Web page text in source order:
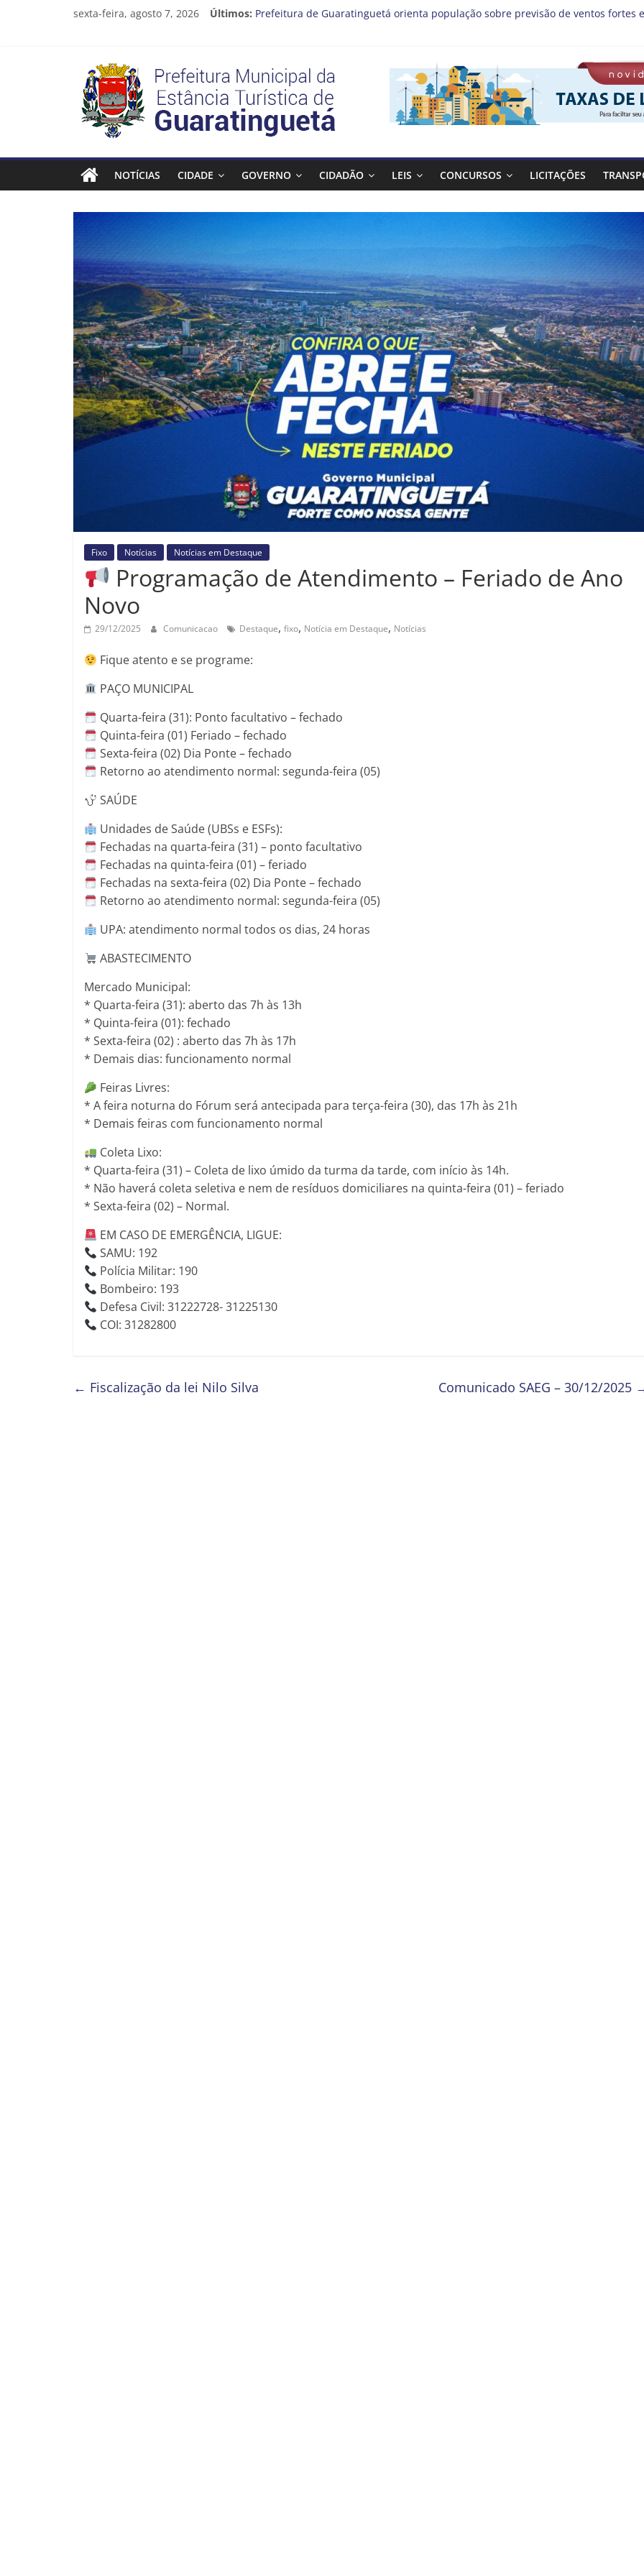
sexta-feira, agosto 7, 2026 Últimos: Prefeitura de Guaratinguetá orienta população sobre previsão de ventos fortes
Neste sábado (08), a Prefeitura de Guaratinguetá realiza mais uma edição do
A Operação Cata Bagulho atenderá o seguinte bairro neste sábado, (08)
Prefeitura
Estância
Turística
Guaratinguetá
Turística
Guaratinguetá
NOTÍCIAS CIDADE GOVERNO CIDADÃO LEIS CONCURSOS LICITAÇÕES
Fixo Notícias Notícias em Destaque
Programação de Atendimento – Feriado de Ano
Novo
29/12/2025 Comunicacao Destaque, fixo, Notícia em Destaque, Notícias
Fique atento e se programe:
PAÇO MUNICIPAL
Quarta-feira (31): Ponto facultativo – fechado
Quinta-feira (01) Feriado – fechado
Sexta-feira (02) Dia Ponte – fechado
Retorno ao atendimento normal: segunda-feira (05)
SAÚDE
Unidades de Saúde (UBSs e ESFs):
Fechadas na quarta-feira (31) – ponto facultativo
Fechadas na quinta-feira (01) – feriado
Fechadas na sexta-feira (02) Dia Ponte – fechado
Retorno ao atendimento normal: segunda-feira (05)
UPA: atendimento normal todos os dias, 24 horas
ABASTECIMENTO
Mercado Municipal:
* Quarta-feira (31): aberto das 7h às 13h
* Quinta-feira (01): fechado
* Sexta-feira (02) : aberto das 7h às 17h
* Demais dias: funcionamento normal
Feiras Livres:
* A feira noturna do Fórum será antecipada para terça-feira (30), das 17h às 21h
* Demais feiras com funcionamento normal
Coleta Lixo:
* Quarta-feira (31) – Coleta de lixo úmido da turma da tarde, com início às 14h.
* Não haverá coleta seletiva e nem de resíduos domiciliares na quinta-feira (01) – feriado
* Sexta-feira (02) – Normal.
EM CASO DE EMERGÊNCIA, LIGUE:
SAMU: 192
Polícia Militar: 190
Bombeiro: 193
Defesa Civil: 31222728- 31225130
COI: 31282800
← Fiscalização da lei Nilo Silva Comunicado SAEG – 30/12/2025